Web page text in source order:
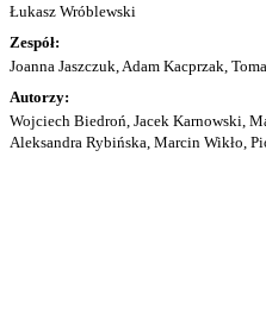
Łukasz Wróblewski
Zespół:
Joanna Jaszczuk, Adam Kacprzak,
Autorzy:
Wojciech Biedroń, Jacek Karnowski,
Aleksandra Rybińska, Marcin Wikło,